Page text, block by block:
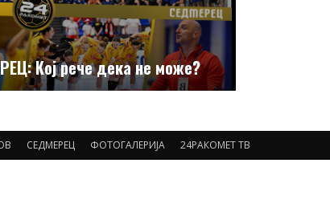
Кој рече дека не може?
СЕДМЕРЕЦ ФОТОГАЛЕРИЈА 24РАКОМЕТ ТВ